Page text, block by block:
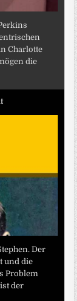
Charlotte
die
Der
und die
Problem
der